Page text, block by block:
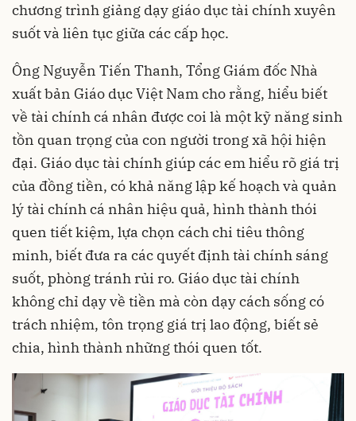
chương trình giảng dạy giáo dục tài chính xuyên
suốt và liên tục giữa các cấp học.
Ông Nguyễn Tiến Thanh, Tổng Giám đốc Nhà
xuất bản Giáo dục Việt Nam cho rằng, hiểu biết
về tài chính cá nhân được coi là một kỹ năng sinh
tồn quan trọng của con người trong xã hội hiện
đại. Giáo dục tài chính giúp các em hiểu rõ giá trị
của đồng tiền, có khả năng lập kế hoạch và quản
lý tài chính cá nhân hiệu quả, hình thành thói
quen tiết kiệm, lựa chọn cách chi tiêu thông
minh, biết đưa ra các quyết định tài chính sáng
suốt, phòng tránh rủi ro. Giáo dục tài chính
không chỉ dạy về tiền mà còn dạy cách sống có
trách nhiệm, tôn trọng giá trị lao động, biết sẻ
chia, hình thành những thói quen tốt.